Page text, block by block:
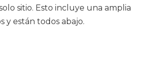
sitio. Esto incluye una amplia
y están todos abajo.